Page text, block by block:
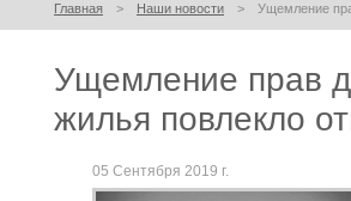
Главная Наши новости Ущемление
Ущемление прав
жилья повлекло
05 Сентября 2019 г.